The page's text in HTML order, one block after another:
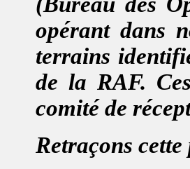
opérant dans
terrains
de la RAF.
comité de
Retraçons